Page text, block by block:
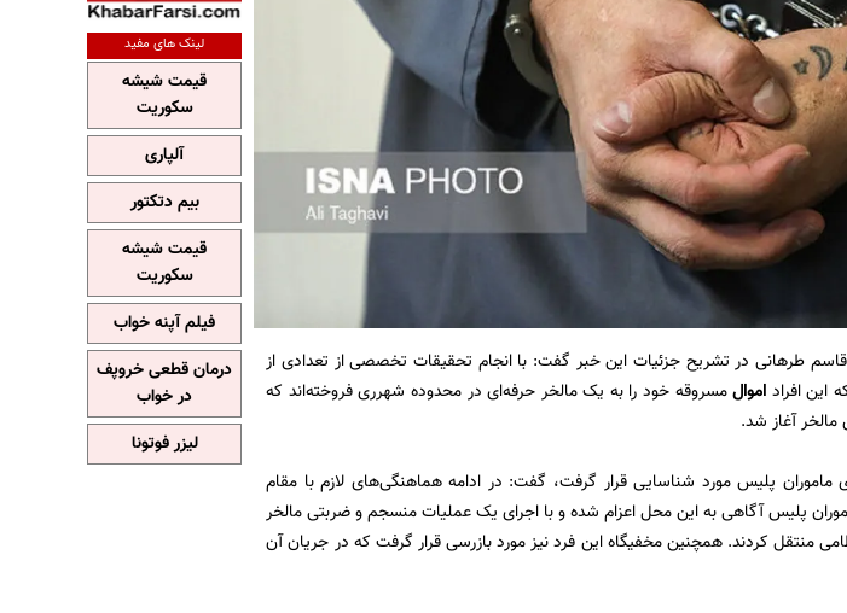
طرهانی در تشریح جزئیات این خبر گفت: با انجام تحقیقات تخصصی از تعدادی از
افراد اموالمسروقه خود را به یک مالخر حرفه‌ای در محدوده شهرری فروخته‌اند که
آغاز شد.
ماموران پلیس مورد شناسایی قرار گرفت، گفت: در ادامه هماهنگی‌های لازم با مقام
پلیس آگاهی به این محل اعزام شده و با اجرای یک عملیات منسجم و ضربتی مالخر
منتقل کردند. همچنین مخفیگاه این فرد نیز مورد بازرسی قرار گرفت که در جریان آن
لینک های مفید
قیمت شیشه
سکوریت
آلپاری
بیم دتکتور
قیمت شیشه
سکوریت
فیلم آپنه خواب
درمان قطعی خروپف
در خواب
لیزر فوتونا